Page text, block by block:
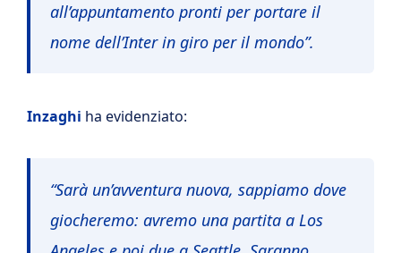
all’appuntamento pronti per portare il
nome dell’Inter in giro per il mondo”.
Inzaghi ha evidenziato:
“Sarà un’avventura nuova, sappiamo dove
giocheremo: avremo una partita a Los